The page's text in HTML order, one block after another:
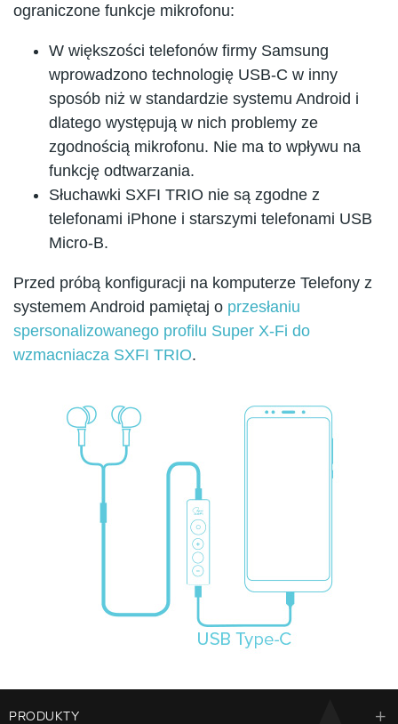
ograniczone funkcje mikrofonu:
W większości telefonów firmy Samsung
wprowadzono technologię USB-C w inny
sposób niż w standardzie systemu Android i
dlatego występują w nich problemy ze
zgodnością mikrofonu. Nie ma to wpływu na
funkcję odtwarzania.
Słuchawki SXFI TRIO nie są zgodne z
telefonami iPhone i starszymi telefonami USB
Micro-B.
Przed próbą konfiguracji na komputerze Telefony z
systemem Android pamiętaj o przesłaniu
spersonalizowanego profilu Super X-Fi do
wzmacniacza SXFI TRIO.
PRODUKTY